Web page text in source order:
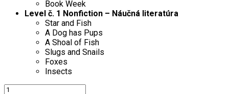
Book Week
Level č. 1 Nonfiction – Náučná literatúra
Star and Fish
A Dog has Pups
A Shoal of Fish
Slugs and Snails
Foxes
Insects
Quantity